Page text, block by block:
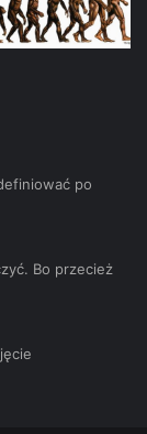
po
Bo przecież